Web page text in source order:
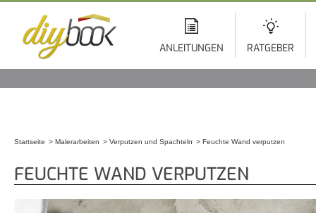
ANLEITUNGEN RATGEBER
Startseite Malerarbeiten Verputzen und Spachteln Feuchte Wand verputzen
FEUCHTE WAND VERPUTZEN